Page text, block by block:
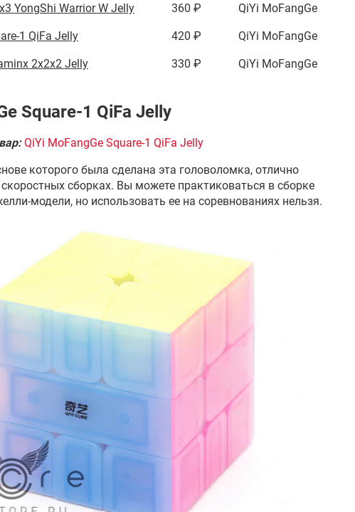
YongShi Warrior W Jelly 360 ₽ QiYi MoFangGe
1 QiFa Jelly 420 ₽ QiYi MoFangGe
2x2x2 Jelly 330 ₽ QiYi MoFangGe
Square-1 QiFa Jelly
QiYi MoFangGe Square-1 QiFa Jelly
которого была сделана эта головоломка, отлично
сборках. Вы можете практиковаться в сборке
модели, но использовать ее на соревнованиях нельзя.